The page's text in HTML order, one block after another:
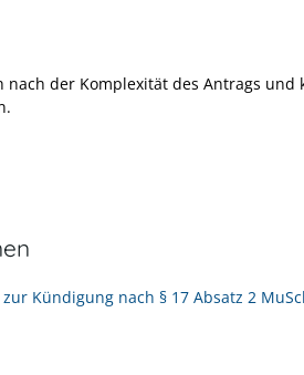
der Komplexität des Antrags und
Kündigung nach § 17 Absatz 2